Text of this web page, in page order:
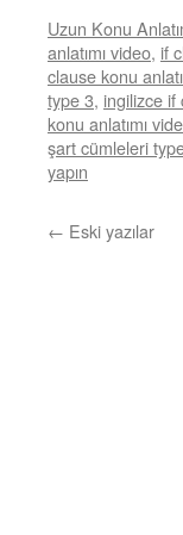
Uzun Konu
anlatımı video, if
clause konu
type 3, ingilizce if
konu anlatımı
şart cümleleri
yapın
← Eski yazılar